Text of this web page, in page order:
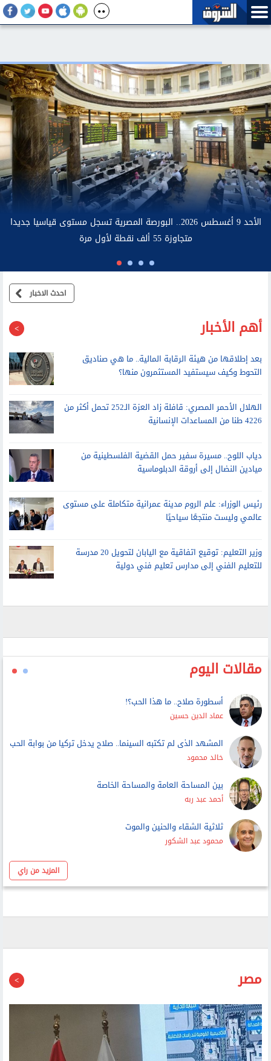
العالي: إعلان نتائج المرحلة الأولى للتنسيق الإلكتروني للقبول
بالجامعات الحكومية والمعاهد مساء غد الاثنين
احدث الاخبار
أهم الأخبار
بعد إطلاقها من هيئة الرقابة المالية.. ما هي صناديق
التحوط وكيف سيستفيد المستثمرون منها؟
الهلال الأحمر المصري: قافلة زاد العزة الـ252 تحمل أكثر من
4226 طنا من المساعدات الإنسانية
دياب اللوح.. مسيرة سفير حمل القضية الفلسطينية من
ميادين النضال إلى أروقة الدبلوماسية
رئيس الوزراء: علم الروم مدينة عمرانية متكاملة على مستوى
عالمي وليست منتجعًا سياحيًا
وزير التعليم: توقيع اتفاقية مع اليابان لتحويل 20 مدرسة
للتعليم الفني إلى مدارس تعليم فني دولية
مقالات اليوم
أسطورة صلاح.. ما هذا الحب؟!
عماد الدين حسين
المشهد الذى لم تكتبه السينما.. صلاح يدخل تركيا من بوابة الحب
خالد محمود
بين المساحة العامة والمساحة الخاصة
أحمد عبد ربه
ثلاثية الشقاء والحنين والموت
محمود عبد الشكور
المزيد من راي
مصر